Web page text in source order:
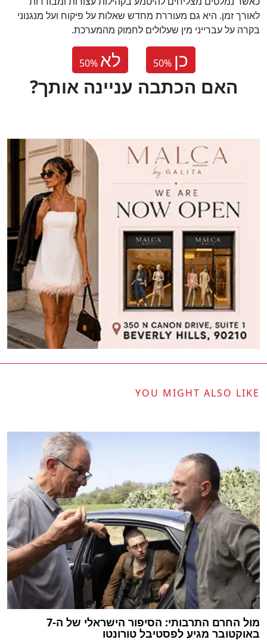
לאורך זמן. היא גם מעוררת מחדש שאלות על פיקוח ועל מנגנוני
בקרה על עברייני מין שעלולים לחמוק מהמערכת.
50% לא 50% כן
?האם הכתבה עניינה אותך
YOU MIGHT ALSO LIKE
מול החרם התרבותי: הסיפור הישראלי של ה-7
באוקטובר מגיע לפסטיבל טורונטו